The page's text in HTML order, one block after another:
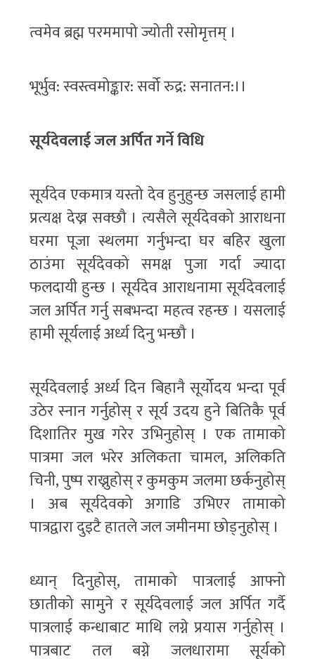
त्वमेव ब्रह्म परममापो ज्योती रसोमृत्तम् ।
भूर्भुव: स्वस्त्वमोङ्कार: सर्वो रुद्र: सनातन:।।
सूर्यदेवलाई जल अर्पित गर्ने विधि
सूर्यदेव एकमात्र यस्तो देव हुनुहुन्छ जसलाई हामी
प्रत्यक्ष देख्न सक्छौ । त्यसैले सूर्यदेवको आराधना
घरमा पूजा स्थलमा गर्नुभन्दा घर बहिर खुला
ठाउंमा सूर्यदेवको समक्ष पुजा गर्दा ज्यादा
फलदायी हुन्छ । सूर्यदेव आराधनामा सूर्यदेवलाई
जल अर्पित गर्नु सबभन्दा महत्व रहन्छ । यसलाई
हामी सूर्यलाई अर्ध्य दिनु भन्छौ ।
सूर्यदेवलाई अर्ध्य दिन बिहानै सूर्योदय भन्दा पूर्व
उठेर स्नान गर्नुहोस् र सूर्य उदय हुने बितिकै पूर्व
दिशातिर मुख गरेर उभिनुहोस् । एक तामाको
पात्रमा जल भरेर अलिकता चामल, अलिकति
चिनी, पुष्प राख्नुहोस् र कुमकुम जलमा छर्कनुहोस्
। अब सूर्यदेवको अगाडि उभिएर तामाको
पात्रद्वारा दुइटै हातले जल जमीनमा छोड्नुहोस् ।
ध्यान् दिनुहोस्, तामाको पात्रलाई आफ्नो
छातीको सामुने र सूर्यदेवलाई जल अर्पित गर्दै
पात्रलाई कन्धाबाट माथि लग्ने प्रयास गर्नुहोस् ।
पात्रबाट तल बग्ने जलधारामा सूर्यको